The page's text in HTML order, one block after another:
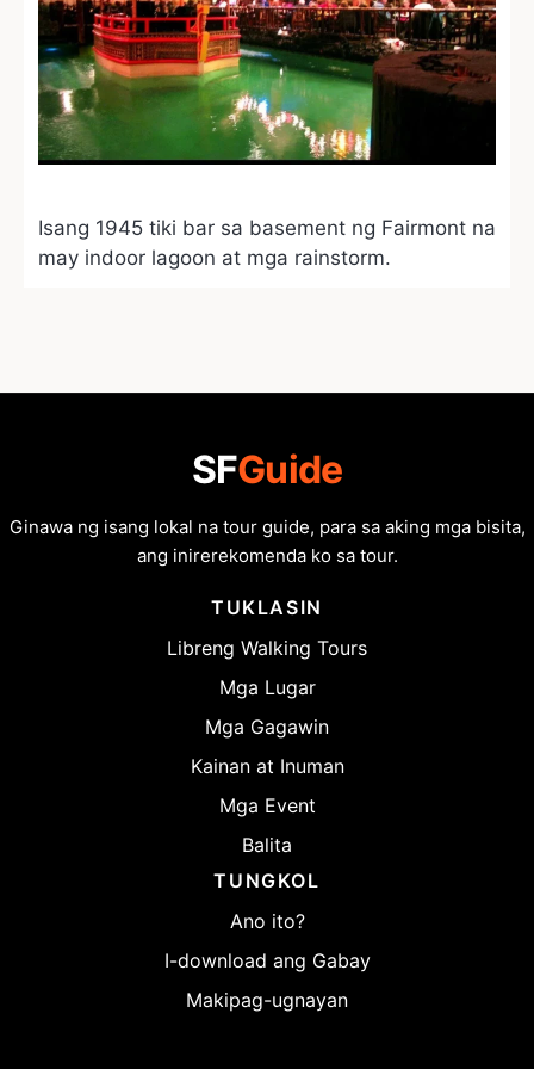
Isang 1945 tiki bar sa basement ng Fairmont na
may indoor lagoon at mga rainstorm.
SFGuide
Ginawa ng isang lokal na tour guide, para sa aking mga bisita,
ang inirerekomenda ko sa tour.
TUKLASIN
Libreng Walking Tours
Mga Lugar
Mga Gagawin
Kainan at Inuman
Mga Event
Balita
TUNGKOL
Ano ito?
I-download ang Gabay
Makipag-ugnayan